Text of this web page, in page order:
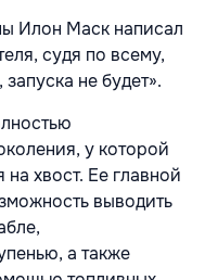
Илон Маск написал
судя по всему,
не будет».
у которой
хвост. Ее главной
выводить
а также